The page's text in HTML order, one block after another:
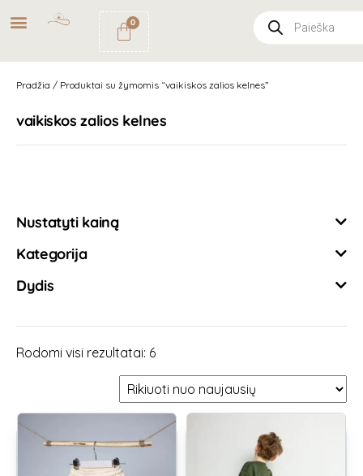
NEMOKAMAS
PRISTATYMAS
PAŠTOMATU
UŽSAKYMAMS NUO
0
Pradžia / Produktai su žymomis “vaikiskos zalios kelnes”
vaikiskos zalios kelnes
Nustatyti kainą
Kategorija
Dydis
Rodomi visi rezultatai: 6